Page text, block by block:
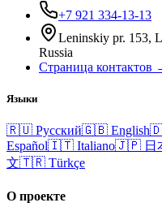
+7 921 334-13-13
Leninskiy pr. 153,
Russia
Страница контактов
Языки
🇷🇺 Русский🇬🇧 English
Español🇮🇹 Italiano🇯🇵 日
文🇹🇷 Türkçe
О проекте